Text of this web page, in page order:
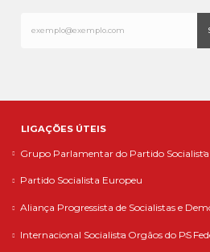
LIGAÇÕES ÚTEIS
Grupo Parlamentar do Partido Socialista
Partido Socialista Europeu
Aliança Progressista de Socialistas e
Internacional Socialista Orgãos do PS